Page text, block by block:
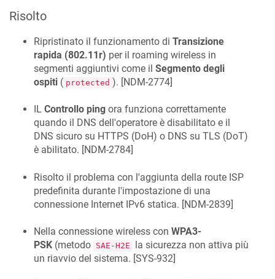
Risolto
Ripristinato il funzionamento di Transizione
rapida (802.11r) per il roaming wireless in
segmenti aggiuntivi come il Segmento degli
ospiti ( protected ). [NDM-2774]
IL Controllo ping ora funziona correttamente
quando il DNS dell'operatore è disabilitato e il
DNS sicuro su HTTPS (DoH) o DNS su TLS (DoT)
è abilitato. [NDM-2784]
Risolto il problema con l'aggiunta della route ISP
predefinita durante l'impostazione di una
connessione Internet IPv6 statica. [NDM-2839]
Nella connessione wireless con WPA3-
PSK (metodo SAE-H2E
la sicurezza non attiva più
un riavvio del sistema. [SYS-932]